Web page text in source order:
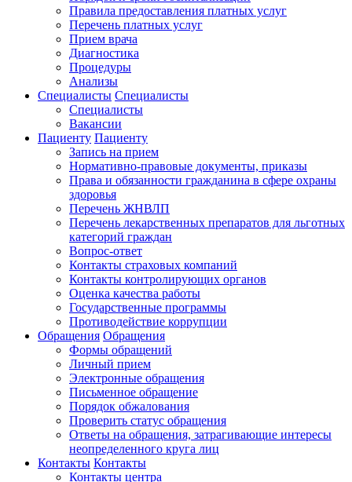
Правила предоставления платных услуг
Перечень платных услуг
Прием врача
Диагностика
Процедуры
Анализы
Специалисты Специалисты
Специалисты
Вакансии
Пациенту Пациенту
Запись на прием
Нормативно-правовые документы, приказы
Права и обязанности гражданина в сфере охраны
здоровья
Перечень ЖНВЛП
Перечень лекарственных препаратов для льготных
категорий граждан
Вопрос-ответ
Контакты страховых компаний
Контакты контролирующих органов
Оценка качества работы
Государственные программы
Противодействие коррупции
Обращения Обращения
Формы обращений
Личный прием
Электронные обращения
Письменное обращение
Порядок обжалования
Проверить статус обращения
Ответы на обращения, затрагивающие интересы
неопределенного круга лиц
Контакты Контакты
Контакты центра